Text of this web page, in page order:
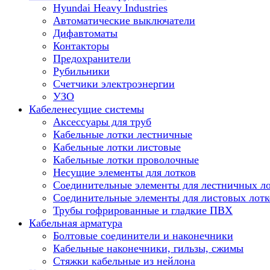
Hyundai Heavy Industries
Автоматические выключатели
Дифавтоматы
Контакторы
Предохранители
Рубильники
Счетчики электроэнергии
УЗО
Кабеленесущие системы
Аксессуары для труб
Кабельные лотки лестничные
Кабельные лотки листовые
Кабельные лотки проволочные
Несущие элементы для лотков
Соединительные элементы для лестничных
Соединительные элементы для листовых
Трубы гофрированные и гладкие ПВХ
Кабельная арматура
Болтовые соединители и наконечники
Кабельные наконечники, гильзы, сжимы
Стяжки кабельные из нейлона